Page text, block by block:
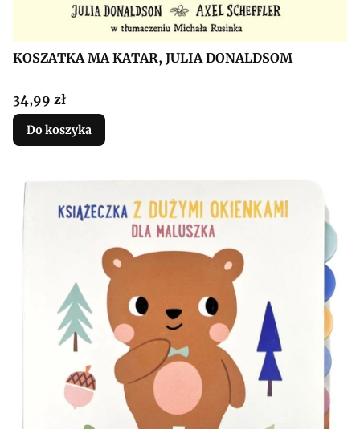
KOSZATKA MA KATAR, JULIA DONALDSOM
Cena
34,99 zł
Do koszyka